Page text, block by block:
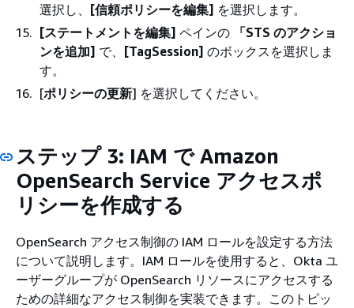
選択し、 [信頼ポリシーを編集] を選択します。
[ステートメントを編集] ペインの
「STS のアクショ
ンを追加] で、 [TagSession] のボックスを選択しま
す。
[ポリシーの更新] を選択してください。
ステップ 3: IAM で Amazon
OpenSearch Service アクセスポ
リシーを作成する
OpenSearch アクセス制御の IAM ロールを設定する方法
について説明します。IAM ロールを使用すると、Okta ユ
ーザーグループが OpenSearch リソースにアクセスする
ための詳細なアクセス制御を実装できます。このトピッ